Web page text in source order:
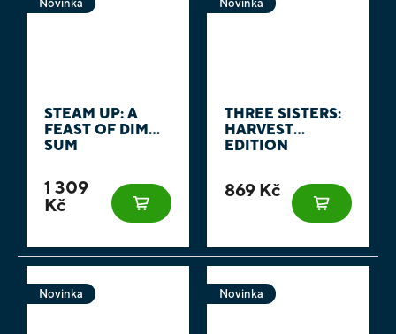
Novinka
STEAM UP: A
FEAST OF DIM
SUM
1 309
Kč
Novinka
THREE SISTERS:
HARVEST
EDITION
869 Kč
Novinka Novinka